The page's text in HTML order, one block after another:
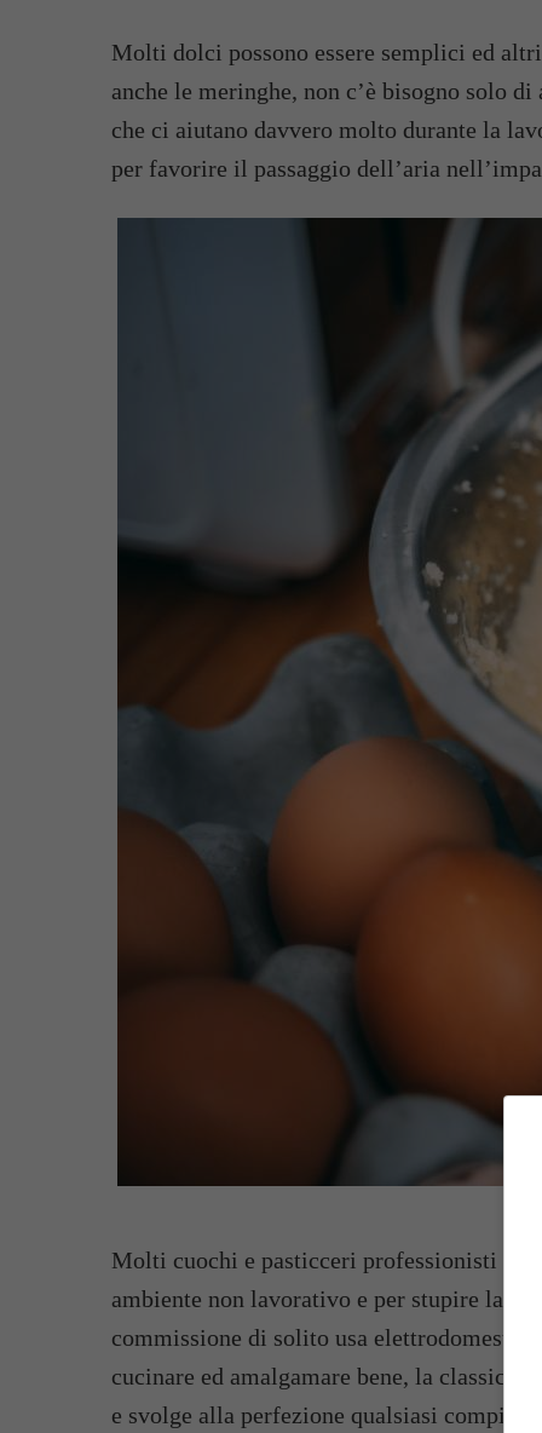
Molti dolci possono essere semplici ed
anche le meringhe, non c’è bisogno solo
che ci aiutano davvero molto durante la
per favorire il passaggio dell’aria
Molti cuochi e pasticceri professionisti li
ambiente non lavorativo e per stupire la
commissione di solito usa
cucinare ed amalgamare bene, la classica
e svolge alla perfezione qualsiasi compito